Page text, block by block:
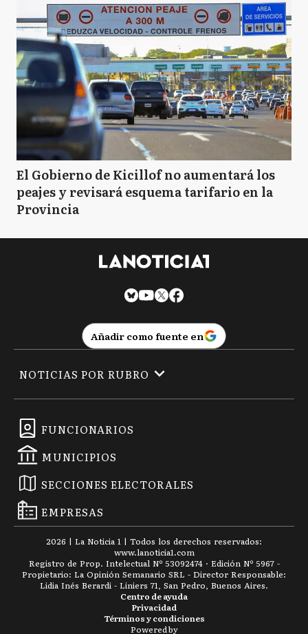
El Gobierno de Kicillof no aumentará los
peajes y revisará esquema tarifario en la
Provincia
Añadir como fuente en
FUNCIONARIOS
MUNICIPIOS
SECCIONES ELECTORALES
EMPRESAS
NOTICIAS POR RUBRO
2026 | La Noticia 1 | Todos los derechos reservados:
www.lanoticia1.com
Registro de Prop. Intelectual Nº 53092474 · Edición Nº 5967 -
Propietario: La Opinión Semanario SRL - Director Responsable:
Lidia Inés Berardi - Liniers 71, San Pedro, Buenos Aires.
Términos y condiciones
Privacidad
Centro de ayuda
Powered by